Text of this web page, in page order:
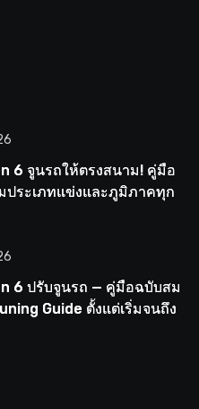
6 จูนรถให้ตรงสนาม! คู่มือ
ประเภทแข่งและภูมิภาคทุก
6 ปรับจูนรถ — คู่มือฉบับสม
Guide ตั้งแต่เริ่มจนถึง